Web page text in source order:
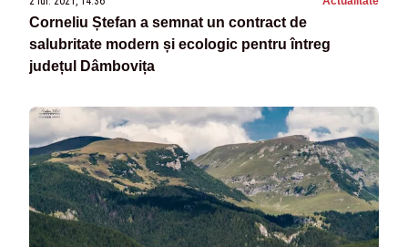
Corneliu Ștefan a semnat un contract de
salubritate modern și ecologic pentru întreg
județul Dâmbovița